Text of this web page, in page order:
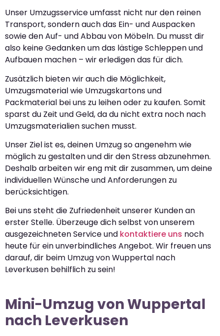
Unser Umzugsservice umfasst nicht nur den reinen
Transport, sondern auch das Ein- und Auspacken
sowie den Auf- und Abbau von Möbeln. Du musst dir
also keine Gedanken um das lästige Schleppen und
Aufbauen machen – wir erledigen das für dich.
Zusätzlich bieten wir auch die Möglichkeit,
Umzugsmaterial wie Umzugskartons und
Packmaterial bei uns zu leihen oder zu kaufen. Somit
sparst du Zeit und Geld, da du nicht extra noch nach
Umzugsmaterialien suchen musst.
Unser Ziel ist es, deinen Umzug so angenehm wie
möglich zu gestalten und dir den Stress abzunehmen.
Deshalb arbeiten wir eng mit dir zusammen, um deine
individuellen Wünsche und Anforderungen zu
berücksichtigen.
Bei uns steht die Zufriedenheit unserer Kunden an
erster Stelle. Überzeuge dich selbst von unserem
ausgezeichneten Service und kontaktiere uns noch
heute für ein unverbindliches Angebot. Wir freuen uns
darauf, dir beim Umzug von Wuppertal nach
Leverkusen behilflich zu sein!
Mini-Umzug von Wuppertal
nach Leverkusen